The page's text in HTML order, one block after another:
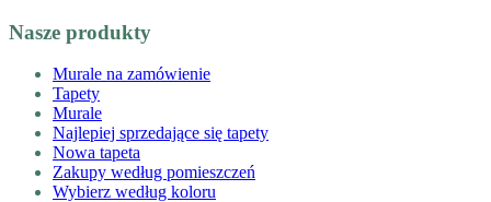
Nasze produkty
Murale na zamówienie
Tapety
Murale
Najlepiej sprzedające się tapety
Nowa tapeta
Zakupy według pomieszczeń
Wybierz według koloru